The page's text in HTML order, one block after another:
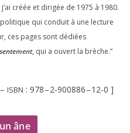
créée et diri­gée de 1975 à 1980.
qui conduit à une lec­ture
ces pages sont dédiées
, qui a ouvert la brèche.”
ISBN : 978–2‑900886–12‑0 ]
âne